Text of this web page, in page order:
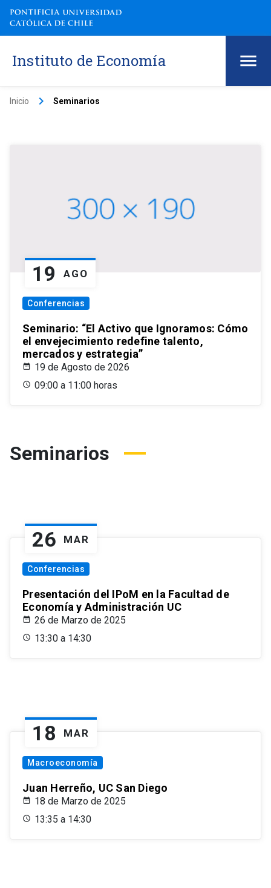
Instituto de Economía
Inicio keyboard_arrow_right Seminarios
19 AGO
Conferencias
Seminario: “El Activo que Ignoramos: Cómo
el envejecimiento redefine talento,
mercados y estrategia”
19 de Agosto de 2026
09:00 a 11:00 horas
Seminarios
26 MAR
Conferencias
Presentación del IPoM en la Facultad de
Economía y Administración UC
26 de Marzo de 2025
13:30 a 14:30
18 MAR
Macroeconomía
Juan Herreño, UC San Diego
18 de Marzo de 2025
13:35 a 14:30